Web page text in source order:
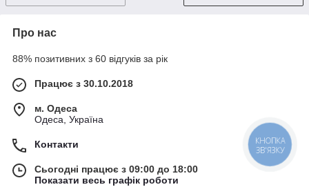
Про нас
88% позитивних з 60 відгуків за рік
Працює з 30.10.2018
м. Одеса
Одеса, Україна
Контакти
Сьогодні працює з 09:00 до 18:00
Показати весь графік роботи
КНОПКА
ЗВ'ЯЗКУ